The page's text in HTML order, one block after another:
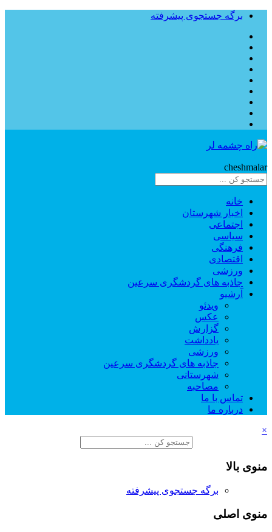
برگه جستجوی پیشرفته
cheshmalar
خانه
اخبار شهرستان
اجتماعی
سیاسی
فرهنگی
اقتصادی
ورزشی
جاذبه های گردشگری سرعین
آرشیو
ویدئو
عکس
گزارش
یادداشت
ورزشی
جاذبه های گردشگری سرعین
شهرستانی
مصاحبه
تماس با ما
درباره ما
×
منوی بالا
برگه جستجوی پیشرفته
منوی اصلی